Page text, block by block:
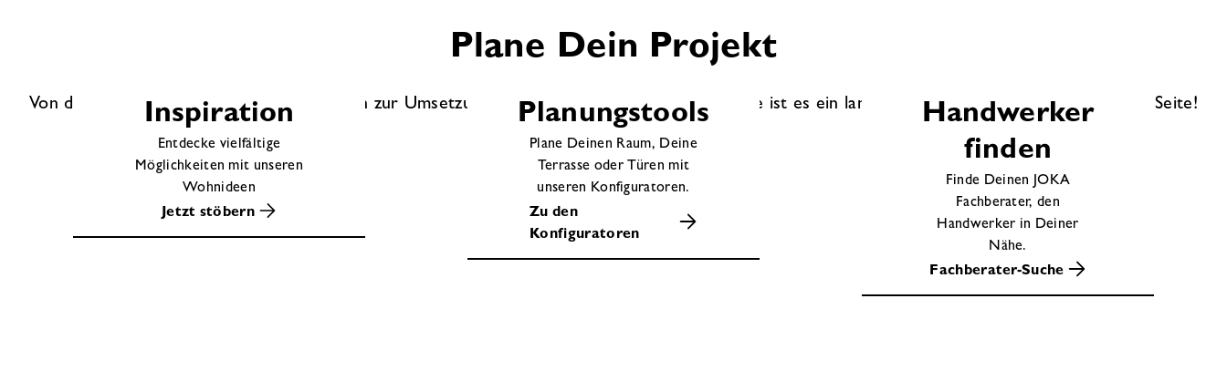
Plane Dein Projekt
Von der Inspiration über die Planung bis hin zur Umsetzung: Bis zu Deinem perfekten Zuhause ist es ein langer Weg. JOKA ist immer an Deiner Seite!
Inspiration
Entdecke vielfältige
Möglichkeiten mit unseren
Wohnideen
Jetzt stöbern
Planungstools
Plane Deinen Raum, Deine
Terrasse oder Türen mit
unseren Konfiguratoren.
Zu den
Konfiguratoren
Handwerker
finden
Finde Deinen JOKA
Fachberater, den
Handwerker in Deiner
Nähe.
Fachberater-Suche